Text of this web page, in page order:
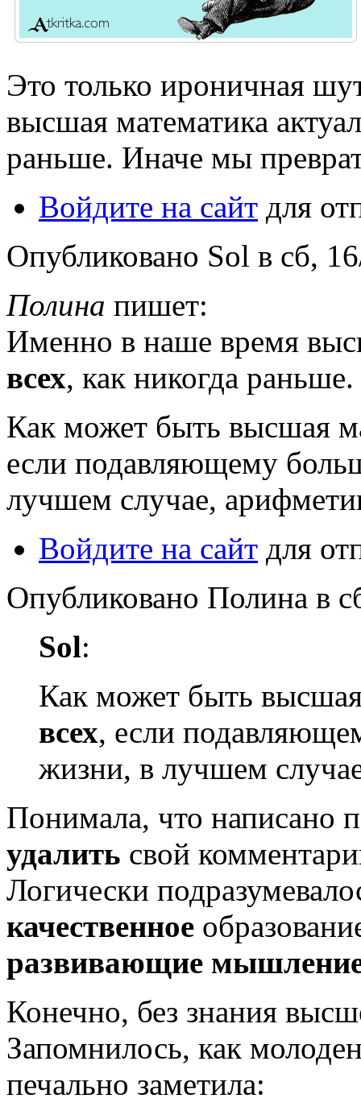
Это только ироничная
высшая математика
раньше. Иначе мы
Войдите на сайт для
Опубликовано Sol в сб,
Полина пишет:
Именно в наше время
всех, как никогда раньше.
Как может быть высшая
если подавляющему
лучшем случае,
Войдите на сайт для
Опубликовано Полина в
Sol:
Как может быть
всех, если
жизни, в лучшем
Понимала, что написано
удалить свой
Логически
качественное
развивающие
Конечно, без знания
Запомнилось, как
печально заметила: